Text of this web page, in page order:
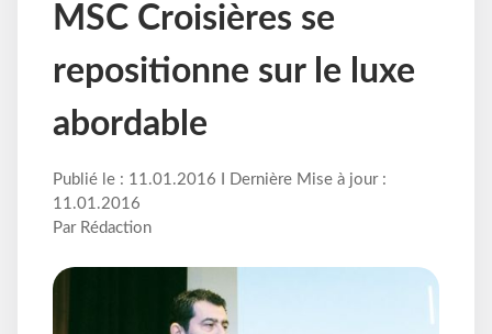
MSC Croisières se
repositionne sur le luxe
abordable
Publié le : 11.01.2016 I Dernière Mise à jour :
11.01.2016
Par Rédaction